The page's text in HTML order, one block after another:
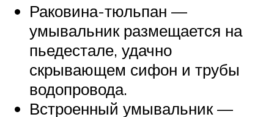
Раковина-тюльпан —
умывальник размещается на
пьедестале, удачно
скрывающем сифон и трубы
водопровода.
Встроенный умывальник —